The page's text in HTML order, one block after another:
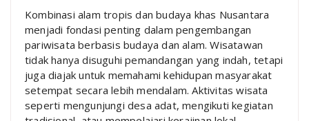
Kombinasi alam tropis dan budaya khas Nusantara
menjadi fondasi penting dalam pengembangan
pariwisata berbasis budaya dan alam. Wisatawan
tidak hanya disuguhi pemandangan yang indah, tetapi
juga diajak untuk memahami kehidupan masyarakat
setempat secara lebih mendalam. Aktivitas wisata
seperti mengunjungi desa adat, mengikuti kegiatan